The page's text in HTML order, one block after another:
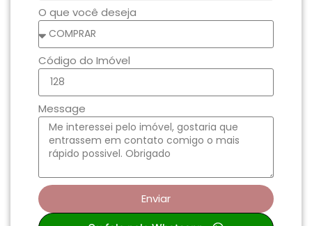
O que você deseja
Código do Imóvel
Message
Enviar